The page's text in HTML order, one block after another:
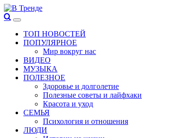
Перейти
к
Основное
меню
ТОП НОВОСТЕЙ
ПОПУЛЯРНОЕ
Мир вокруг нас
ВИДЕО
МУЗЫКА
ПОЛЕЗНОЕ
Здоровье и долголетие
Полезные советы и лайфхаки
Красота и уход
СЕМЬЯ
Психология и отношения
ЛЮДИ